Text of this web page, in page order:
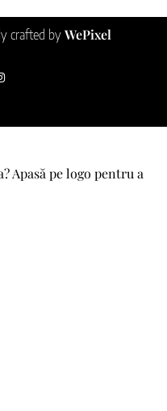
crafted by WePixel
Apasă pe logo pentru a